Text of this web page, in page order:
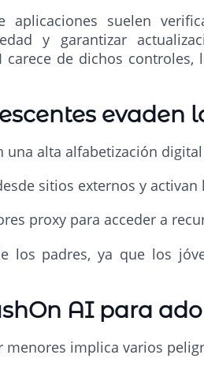
aplicaciones suelen
y garantizar
carece de dichos
evaden
una alta alfabetización
sitios externos y
proxy para acceder a
los padres, ya que los
AI para
menores implica varios